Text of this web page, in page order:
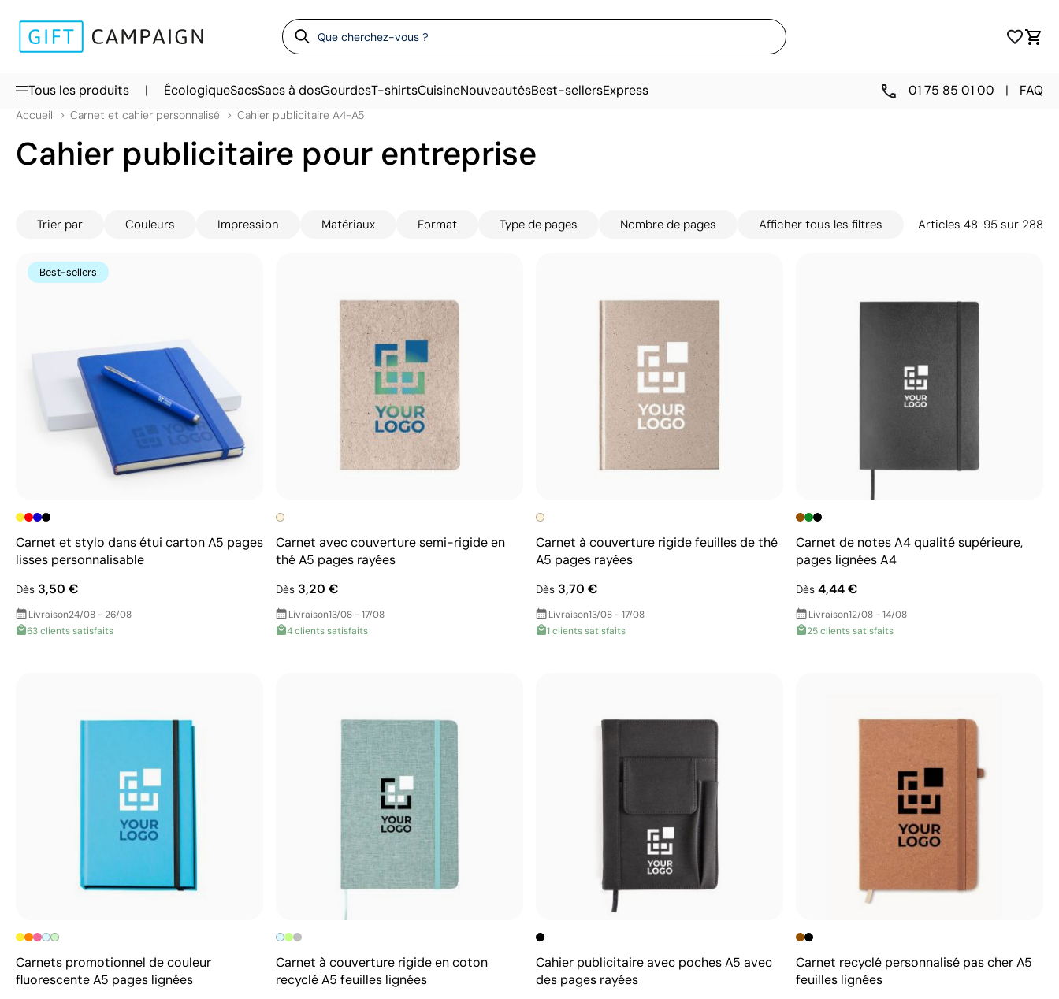
Tous les produits | ÉcologiqueSacsSacs à dosGourdesT-shirtsCuisineNouveautésBest-sellersExpress 01 75 85 01 00 | FAQ
Accueil Carnet et cahier personnalisé Cahier publicitaire A4-A5
Cahier publicitaire pour entreprise
Trier par Couleurs Impression Matériaux Format Type de pages Nombre de pages Afficher tous les filtres Articles 48-95 sur 288
Best-sellers
Carnet et stylo dans étui carton A5 pages
lisses personnalisable
Dès 3,50 €
Livraison24/08 - 26/08
63 clients satisfaits
Carnet avec couverture semi-rigide en
thé A5 pages rayées
Dès 3,20 €
Livraison13/08 - 17/08
4 clients satisfaits
Carnet à couverture rigide feuilles de thé
A5 pages rayées
Dès 3,70 €
Livraison13/08 - 17/08
1 clients satisfaits
Carnet de notes A4 qualité supérieure,
pages lignées A4
Dès 4,44 €
Livraison12/08 - 14/08
25 clients satisfaits
Carnets promotionnel de couleur
fluorescente A5 pages lignées
Carnet à couverture rigide en coton
recyclé A5 feuilles lignées
Cahier publicitaire avec poches A5 avec
des pages rayées
Carnet recyclé personnalisé pas cher A5
feuilles lignées